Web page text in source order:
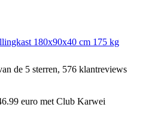
180x90x40 cm 175 kg
de 5 sterren, 576 klantreviews
euro met Club Karwei